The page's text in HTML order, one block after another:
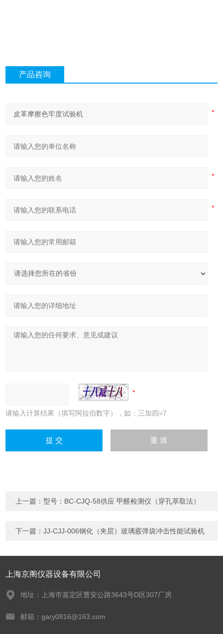
产品咨询
请输入计算结果（填写阿拉伯数字），如：三加四=7
上一篇：型号：BC-CJQ-58供应 甲醛检测仪（穿孔萃取法）
下一篇：JJ-CJJ-006钢化（夹层）玻璃霰弹袋冲击性能试验机
上海京阁仪器设备有限公司
地址：上海市嘉定区曹安公路3643号D区307厂房
邮箱：gary0816@163.com